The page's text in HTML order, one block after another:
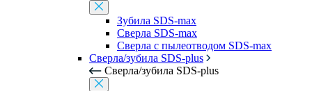
Зубила SDS-max
Сверла SDS-max
Сверла с пылеотводом SDS-max
Сверла/зубила SDS-plus
Сверла/зубила SDS-plus